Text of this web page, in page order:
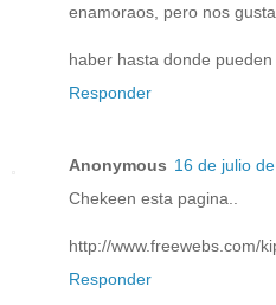
enamoraos, pero nos
haber hasta donde
Responder
Anonymous 16 de julio
Chekeen esta pagina..
http://www.freewebs.com/
Responder